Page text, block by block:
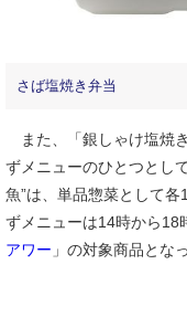
さば塩焼き弁当
また、「銀しゃけ塩焼
ずメニューのひとつとし
魚”は、単品惣菜として
ずメニューは14時から18
アワー 」の対象商品とな